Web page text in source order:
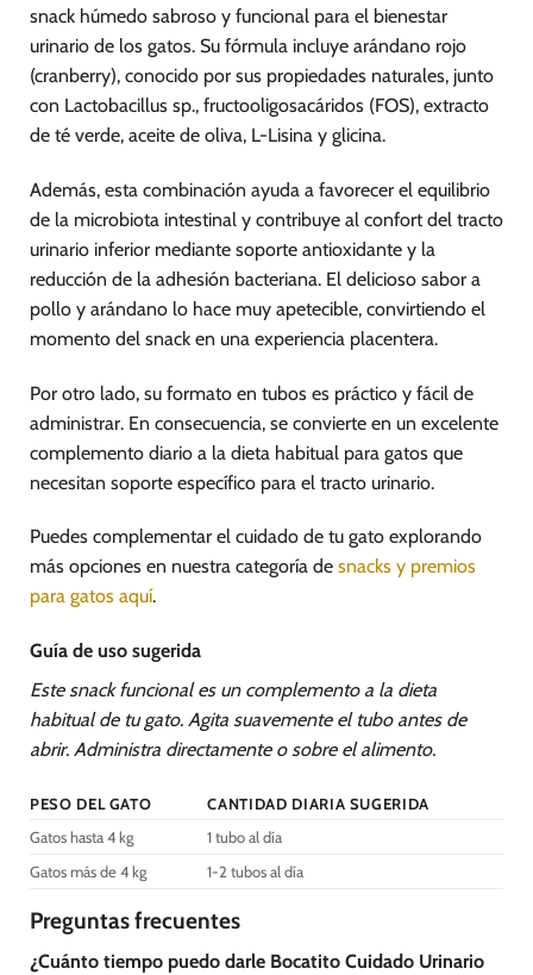
snack húmedo sabroso y funcional para el bienestar
urinario de los gatos. Su fórmula incluye arándano rojo
(cranberry), conocido por sus propiedades naturales, junto
con Lactobacillus sp., fructooligosacáridos (FOS), extracto
de té verde, aceite de oliva, L-Lisina y glicina.
Además, esta combinación ayuda a favorecer el equilibrio
de la microbiota intestinal y contribuye al confort del tracto
urinario inferior mediante soporte antioxidante y la
reducción de la adhesión bacteriana. El delicioso sabor a
pollo y arándano lo hace muy apetecible, convirtiendo el
momento del snack en una experiencia placentera.
Por otro lado, su formato en tubos es práctico y fácil de
administrar. En consecuencia, se convierte en un excelente
complemento diario a la dieta habitual para gatos que
necesitan soporte específico para el tracto urinario.
Puedes complementar el cuidado de tu gato explorando
más opciones en nuestra categoría de snacks y premios
para gatos aquí.
Guía de uso sugerida
Este snack funcional es un complemento a la dieta
habitual de tu gato. Agita suavemente el tubo antes de
abrir. Administra directamente o sobre el alimento.
PESO DEL GATO
CANTIDAD DIARIA SUGERIDA
Gatos hasta 4 kg
1 tubo al día
Gatos más de 4 kg
1-2 tubos al día
Preguntas frecuentes
¿Cuánto tiempo puedo darle Bocatito Cuidado Urinario